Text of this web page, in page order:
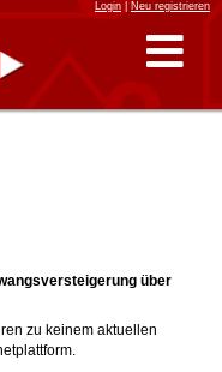
Login| Neu registrieren
über
zu keinem aktuellen